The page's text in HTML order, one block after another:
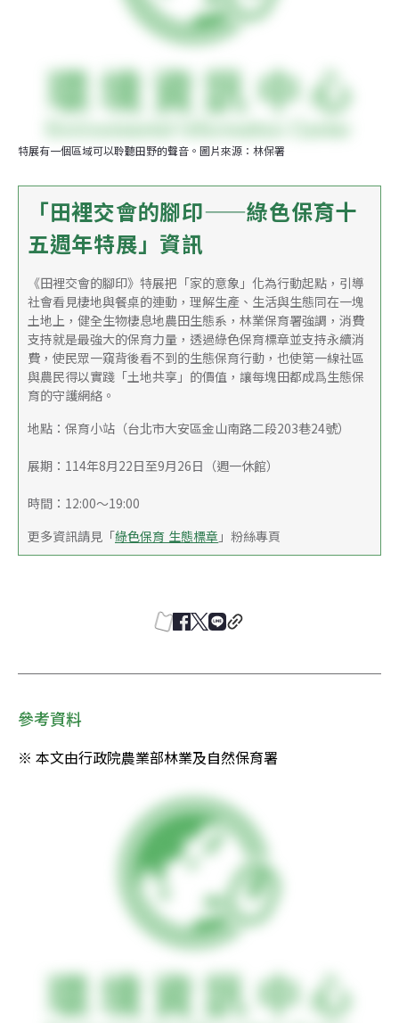
特展有一個區域可以聆聽田野的聲音。圖片來源：林保署
「田裡交會的腳印——綠色保育十
五週年特展」資訊
《田裡交會的腳印》特展把「家的意象」化為行動起點，引導
社會看見棲地與餐桌的連動，理解生產、生活與生態同在一塊
土地上，健全生物棲息地農田生態系，林業保育署強調，消費
支持就是最強大的保育力量，透過綠色保育標章並支持永續消
費，使民眾一窺背後看不到的生態保育行動，也使第一線社區
與農民得以實踐「土地共享」的價值，讓每塊田都成爲生態保
育的守護網絡。
地點：保育小站（台北市大安區金山南路二段203巷24號）
展期：114年8月22日至9月26日（週一休館）
時間：12:00～19:00
更多資訊請見「綠色保育 生態標章 」粉絲專頁
參考資料
※ 本文由行政院農業部林業及自然保育署